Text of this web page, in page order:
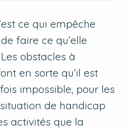
ce qui empêche
faire ce qu’elle
obstacles à
en sorte qu’il est
impossible, pour les
de handicap
activités que la